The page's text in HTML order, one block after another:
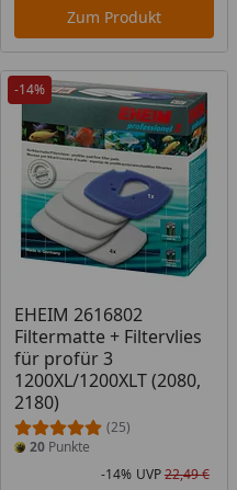
Zum Produkt
-14%
EHEIM 2616802
Filtermatte + Filtervlies
für profür 3
1200XL/1200XLT (2080,
2180)
(25)
20Punkte
-14% UVP22,49 €